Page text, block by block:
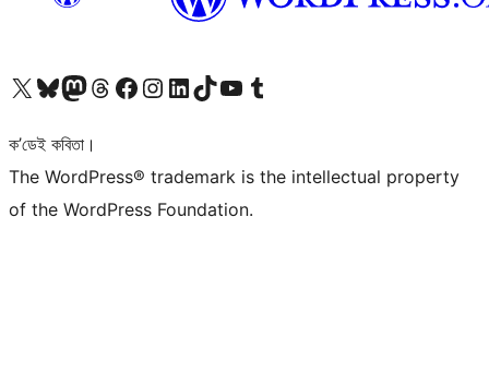
আমাৰ X (আগৰ Twitter) একাউণ্টলৈ যাওকআমাৰ Bluesky একাউণ্টলৈ যাওকআমাৰ Mastodon একাউণ্টলৈ যাওকআমাৰ Threads একাউণ্টলৈ যাওকআমাৰ Facebook পৃষ্ঠালৈ যাওকআমাৰ Instagram একাউণ্টলৈ যাওকআমাৰ LinkedIn একাউণ্টলৈ যাওকআমাৰ TikTok একাউণ্টলৈ যাওকআমাৰ YouTube চেনেললৈ যাওকআমাৰ Tumblr একাউণ্টলৈ যাওক
ক’ডেই কবিতা।
The WordPress® trademark is the intellectual property
of the WordPress Foundation.